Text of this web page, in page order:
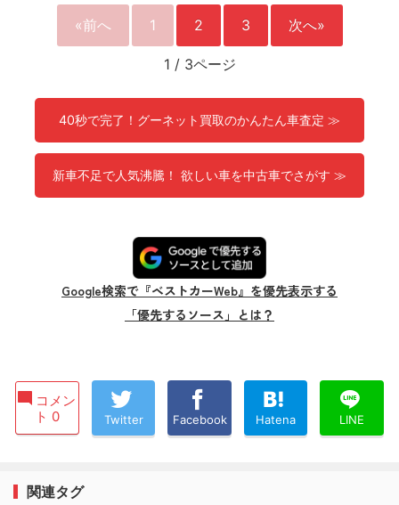
«前へ 1 2 3 次へ»
1 / 3ページ
40秒で完了！グーネット買取のかんたん車査定 ≫
新車不足で人気沸騰！ 欲しい車を中古車でさがす ≫
Google検索で『ベストカーWeb』を優先表示する
「優先するソース」とは？
コメン
ト 0
Twitter Facebook Hatena LINE
関連タグ